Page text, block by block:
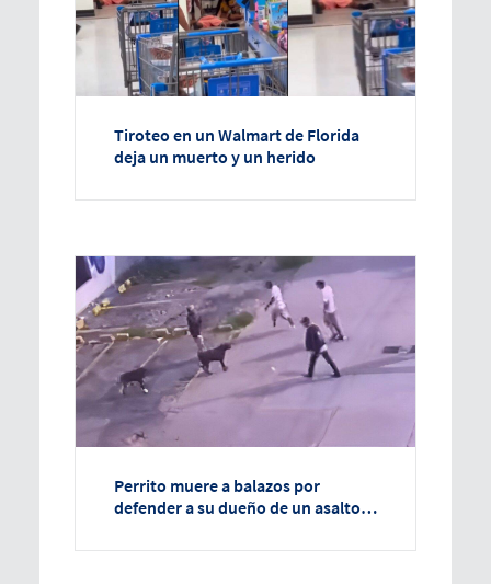
Tiroteo en un Walmart de Florida
deja un muerto y un herido
Perrito muere a balazos por
defender a su dueño de un asalto